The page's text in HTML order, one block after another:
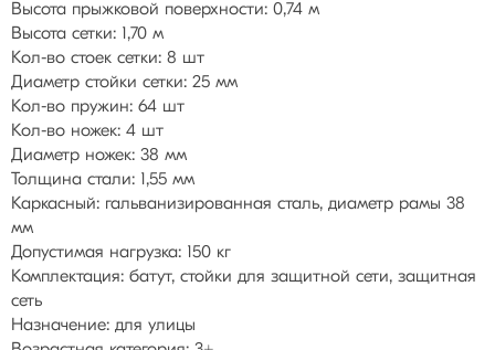
Высота прыжковой поверхности: 0,74 м
Высота сетки: 1,70 м
Кол-во стоек сетки: 8 шт
Диаметр стойки сетки: 25 мм
Кол-во пружин: 64 шт
Кол-во ножек: 4 шт
Диаметр ножек: 38 мм
Толщина стали: 1,55 мм
Каркасный: гальванизированная сталь, диаметр рамы 38
мм
Допустимая нагрузка: 150 кг
Комплектация: батут, стойки для защитной сети, защитная
сеть
Назначение: для улицы